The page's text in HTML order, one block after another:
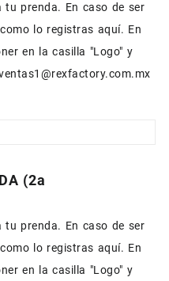
tu prenda. En caso de ser
lo registras aquí. En
en la casilla "Logo" y
(2a
tu prenda. En caso de ser
lo registras aquí. En
en la casilla "Logo" y